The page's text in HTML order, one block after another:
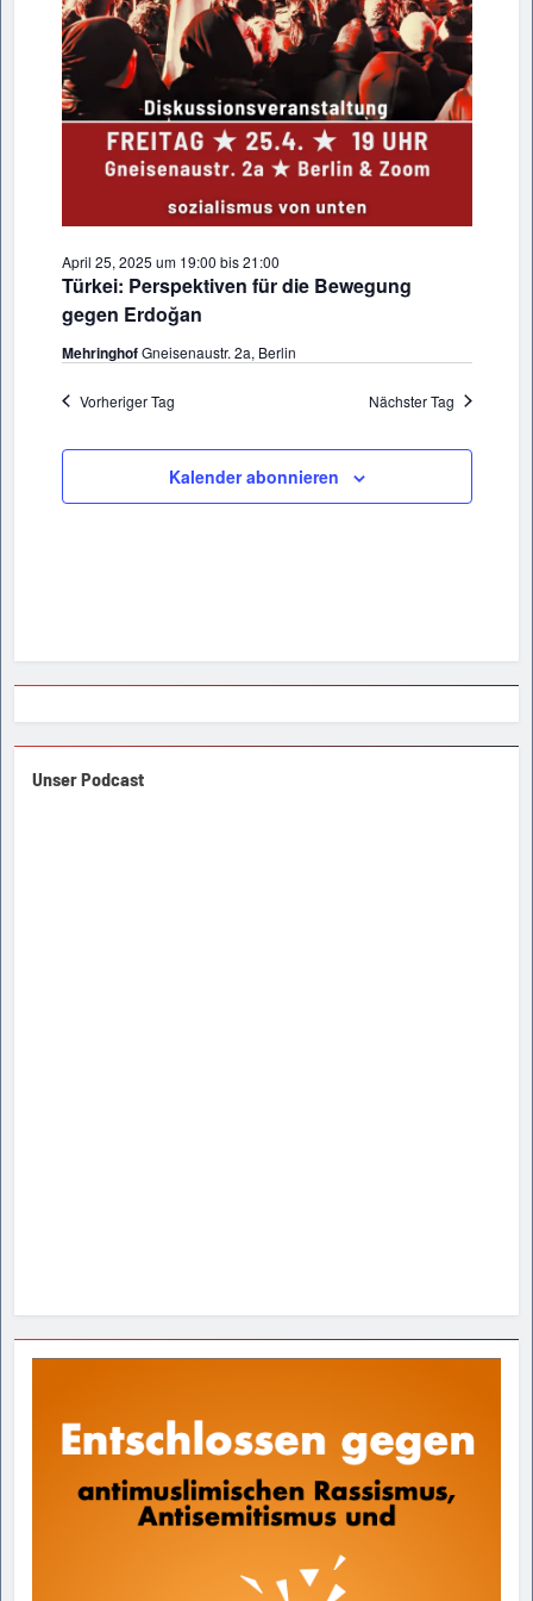
Türkei: Perspektiven für die Bewegung
gegen Erdoğan
April 25, 2025 um 19:00 bis21:00
MehringhofGneisenaustr. 2a, Berlin
Vorheriger Tag Nächster Tag
Kalender abonnieren
Unser Podcast